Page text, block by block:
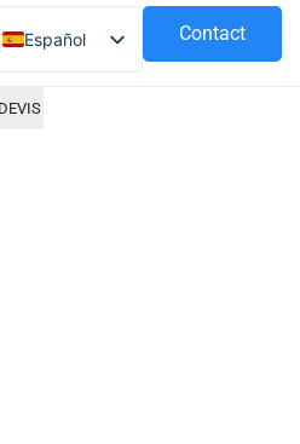
Español
Français
Contact